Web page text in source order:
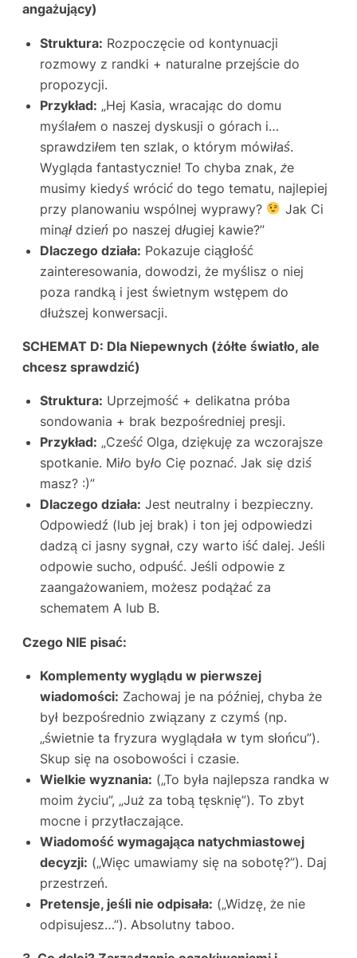
angażujący)
Struktura: Rozpoczęcie od kontynuacji
rozmowy z randki + naturalne przejście do
propozycji.
Przykład: „Hej Kasia, wracając do domu
myślałem o naszej dyskusji o górach i…
sprawdziłem ten szlak, o którym mówiłaś.
Wygląda fantastycznie! To chyba znak, że
musimy kiedyś wrócić do tego tematu, najlepiej
przy planowaniu wspólnej wyprawy?
Jak Ci
minął dzień po naszej długiej kawie?”
Dlaczego działa: Pokazuje ciągłość
zainteresowania, dowodzi, że myślisz o niej
poza randką i jest świetnym wstępem do
dłuższej konwersacji.
SCHEMAT D: Dla Niepewnych (żółte światło, ale
chcesz sprawdzić)
Struktura: Uprzejmość + delikatna próba
sondowania + brak bezpośredniej presji.
Przykład: „Cześć Olga, dziękuję za wczorajsze
spotkanie. Miło było Cię poznać. Jak się dziś
masz? :)”
Dlaczego działa: Jest neutralny i bezpieczny.
Odpowiedź (lub jej brak) i ton jej odpowiedzi
dadzą ci jasny sygnał, czy warto iść dalej. Jeśli
odpowie sucho, odpuść. Jeśli odpowie z
zaangażowaniem, możesz podążać za
schematem A lub B.
Czego NIE pisać:
Komplementy wyglądu w pierwszej
wiadomości: Zachowaj je na później, chyba że
był bezpośrednio związany z czymś (np.
„świetnie ta fryzura wyglądała w tym słońcu”).
Skup się na osobowości i czasie.
Wielkie wyznania: („To była najlepsza randka w
moim życiu”, „Już za tobą tęsknię”). To zbyt
mocne i przytłaczające.
Wiadomość wymagająca natychmiastowej
decyzji: („Więc umawiamy się na sobotę?”). Daj
przestrzeń.
Pretensje, jeśli nie odpisała: („Widzę, że nie
odpisujesz…”). Absolutny taboo.